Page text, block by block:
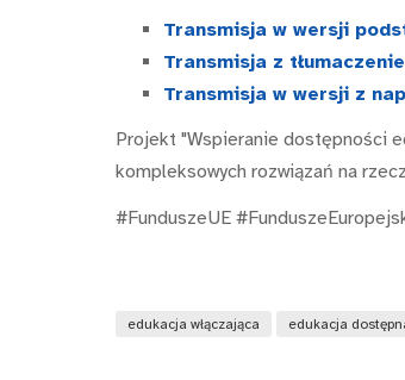
Transmisja w wersji
Transmisja z
Transmisja w wersji z
Projekt "Wspieranie dostępności
kompleksowych rozwiązań na
#FunduszeUE
edukacja włączająca edukacja